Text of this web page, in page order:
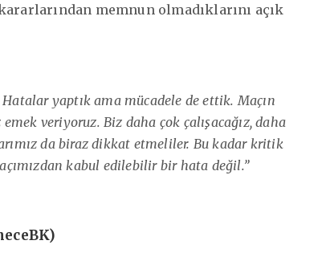
memnun olmadıklarını açık
yaptık ama mücadele de ettik. Maçın
veriyoruz. Biz daha çok çalışacağız, daha
da biraz dikkat etmeliler. Bu kadar kritik
kabul edilebilir bir hata değil.”